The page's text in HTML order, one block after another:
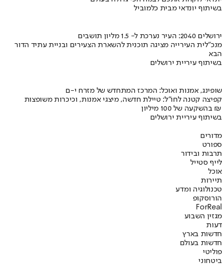
בשיתוף יונדאי מבית כלמוביל
ירושלים 2040: העיר נערכת ל- 1.5 מליון תושבים
מנכ"לית העירייה מציגה תוכנית להשארת הצעירים ובניית עתיד הדור
הבא
בשיתוף עיריית ירושלים
שופינג, אמנות ואוכל: המרכז המתחדש של מזרח י-ם
קפיצה קטנה לחו"ל: טיילת חדשה, מיצגי אמנות, וכיכרות משופצות
בהשקעה של 100 מיליון ₪
בשיתוף עיריית ירושלים
מדורים
ספורט
תרבות ובידור
לייף סטייל
אוכל
תיירות
טכנולוגיה ומדע
הורוסקופ
ForReal
מגזין השבוע
דעות
חדשות בארץ
חדשות בעולם
פוליטי
ביטחוני